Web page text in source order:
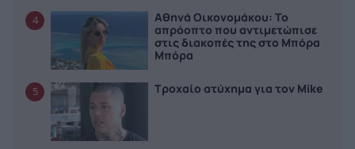
4
Αθηνά Οικονομάκου: Το
απρόοπτο που αντιμετώπισε
στις διακοπές της στο Μπόρα
Μπόρα
5 Τροχαίο ατύχημα για τον Mike